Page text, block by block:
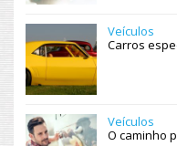
Veículos
Carros
Veículos
O caminho